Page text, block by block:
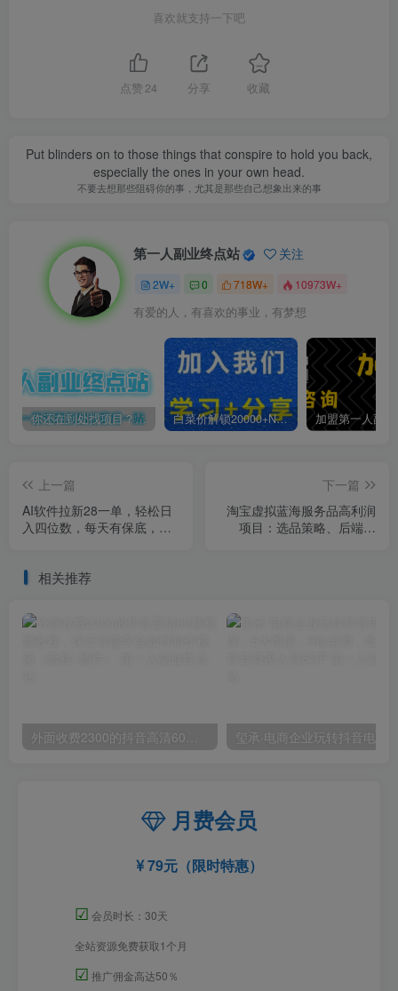
喜欢就支持一下吧
点赞 24 分享 收藏
Put blinders on to those things that conspire to hold you back,
especially the ones in your own head.
不要去想那些阻碍你的事，尤其是那些自己想象出来的事
第一人副业终点站 关注
2W+ 0 718W+ 10973W+
有爱的人，有喜欢的事业，有梦想
你还在到处找项目？还在当韭菜？我靠卖项目一个月收入5万+，曾经我也是个失败者。 白菜价解锁20000+N个赚钱机会，加入第一人副业终点站会员，全站资源免费学习。
上一篇
AI软件拉新28一单，轻松日
入四位数，每天有保底，无
下一篇
淘宝虚拟蓝海服务品高利润
项目：选品策略、后端对
相关推荐
外面收费2300的抖音高清60帧视频教程，保证你能学会如何制作视频（教程+插件）
月费会员
79元（限时特惠）
☑ 会员时长：30天
全站资源免费获取1个月
☑ 推广佣金高达50％